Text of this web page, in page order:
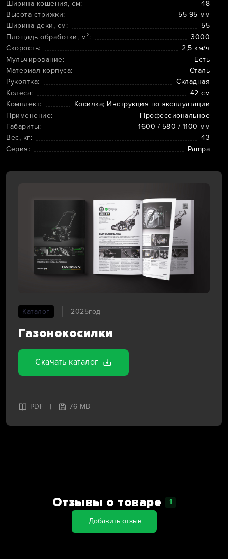
Ширина кошения, см:
48
Высота стрижки:
55-95 мм
Ширина деки, см:
55
Площадь обработки, м²:
3000
Скорость:
2,5 км/ч
Мульчирование:
Есть
Материал корпуса:
Сталь
Рукоятка:
Складная
Колеса:
42 см
Комплект:
Косилка; Инструкция по эксплуатации
Применение:
Профессиональное
Габариты:
1600 / 580 / 1100 мм
Вес, кг:
43
Серия:
Pampa
Каталог 2025год
Газонокосилки
Скачать каталог
PDF | 76 MB
Отзывы о товаре 1
Добавить отзыв